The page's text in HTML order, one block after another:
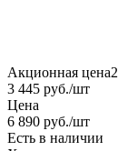
Акционная цена2
3 445 руб./шт
Цена
6 890 руб./шт
Есть в наличии